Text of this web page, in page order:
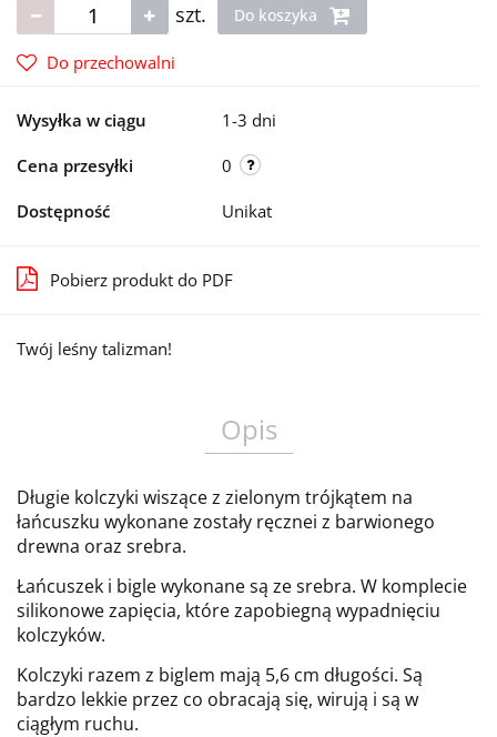
szt. Do koszyka
Do przechowalni
Wysyłka w ciągu 1-3 dni
Cena przesyłki 0
Dostępność Unikat
Pobierz produkt do PDF
Twój leśny talizman!
Opis
Długie kolczyki wiszące z zielonym trójkątem na
łańcuszku wykonane zostały ręcznei z barwionego
drewna oraz srebra.
Łańcuszek i bigle wykonane są ze srebra. W komplecie
silikonowe zapięcia, które zapobiegną wypadnięciu
kolczyków.
Kolczyki razem z biglem mają 5,6 cm długości. Są
bardzo lekkie przez co obracają się, wirują i są w
ciągłym ruchu.